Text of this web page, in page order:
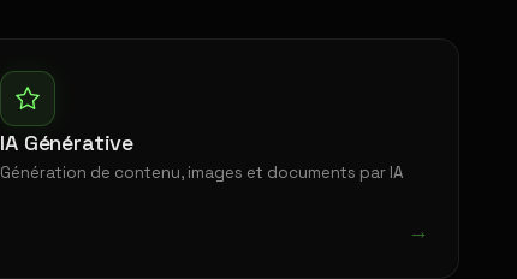
IA Générative
Génération de contenu, images et documents par IA
→